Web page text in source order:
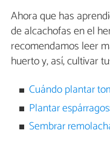
Ahora que has
de alcachofas en el
recomendamos leer
huerto y, así, cultivar
Cuándo plantar
Plantar
Sembrar